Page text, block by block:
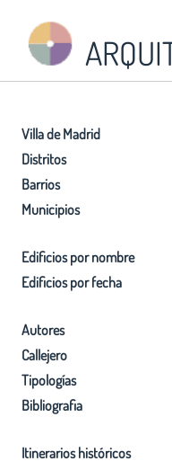
Villa de Madrid
Distritos
Barrios
Municipios
Edificios por nombre
Edificios por fecha
Autores
Callejero
Tipologías
Bibliografia
Itinerarios históricos